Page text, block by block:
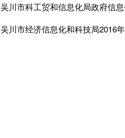
吴川市科工贸和信息化局政府信息
吴川市经济信息化和科技局2016